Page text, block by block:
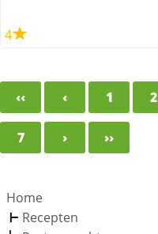
4
‹‹ ‹ 1 2
7 › ››
Home
Recepten